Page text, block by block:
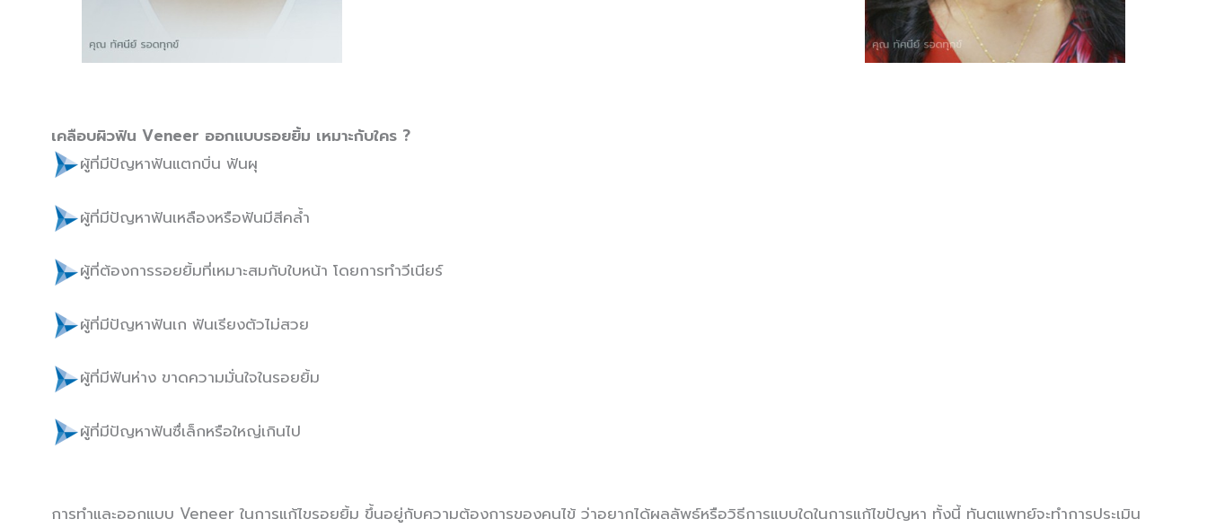
เคลือบผิวฟัน Veneer ออกแบบรอยยิ้ม เหมาะกับใคร ?
ผู้ที่มีปัญหาฟันแตกบิ่น ฟันผุ
ผู้ที่มีปัญหาฟันเหลืองหรือฟันมีสีคล้ำ
ผู้ที่ต้องการรอยยิ้มที่เหมาะสมกับใบหน้า โดยการทำวีเนียร์
ผู้ที่มีปัญหาฟันเก ฟันเรียงตัวไม่สวย
ผู้ที่มีฟันห่าง ขาดความมั่นใจในรอยยิ้ม
ผู้ที่มีปัญหาฟันซื่เล็กหรือใหญ่เกินไป
การทำและออกแบบ Veneer ในการแก้ไขรอยยิ้ม ขึ้นอยู่กับความต้องการของคนไข้ ว่าอยากได้ผลลัพธ์หรือวิธีการแบบใดในการแก้ไขปัญหา ทั้งนี้ ทันตแพทย์จะทำการประเมิน